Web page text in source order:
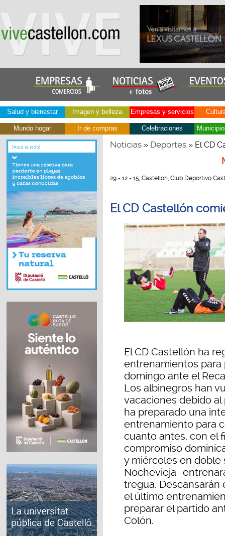
Salud y bienestar Imagen y belleza Empresas y servicios
Mundo hogar Ir de compras Celebraciones
Noticias» Deportes» El CD
29 - 12 - 15, Castellón, Club Deportivo
El CD Castellón
El CD Castellón ha
entrenamientos
domingo ante el
Los albinegros han
vacaciones debido al
ha preparado una
entrenamiento para
cuanto antes, con el
compromiso
y miércoles en doble
Nochevieja -
tregua. Descansarán
el último
preparar el partido
Colón.